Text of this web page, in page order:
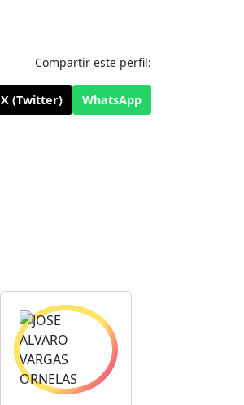
Compartir este perfil:
X (Twitter) WhatsApp